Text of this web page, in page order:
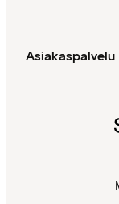
Asiakaspalvelu